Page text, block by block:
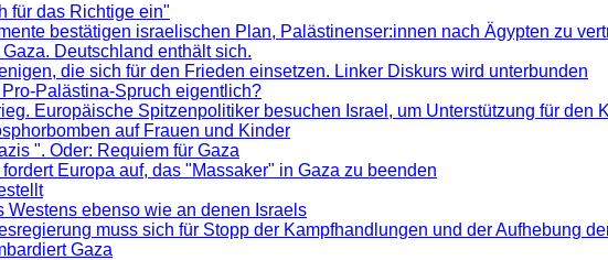
für das Richtige ein"
bestätigen israelischen Plan, Palästinenser:innen nach Ägypten zu
Deutschland enthält sich.
die sich für den Frieden einsetzen. Linker Diskurs wird unterbunden
Palästina-Spruch eigentlich?
Europäische Spitzenpolitiker besuchen Israel, um Unterstützung für den
auf Frauen und Kinder
". Oder: Requiem für Gaza
Europa auf, das "Massaker" in Gaza zu beenden
Westens ebenso wie an denen Israels
muss sich für Stopp der Kampfhandlungen und der Aufhebung
Gaza